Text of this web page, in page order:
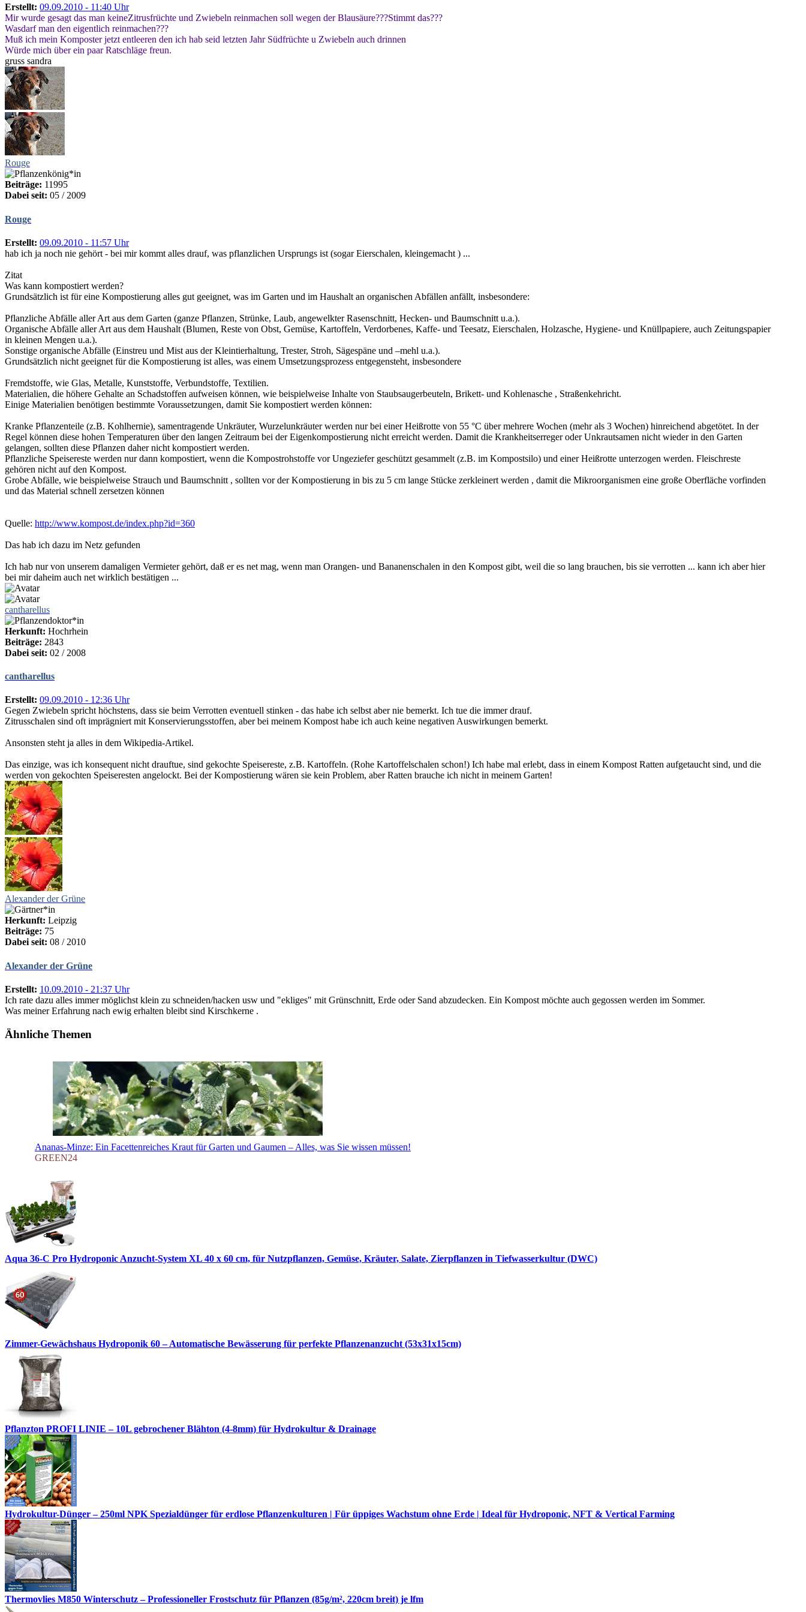
Erstellt: 09.09.2010 - 11:40 Uhr
Mir wurde gesagt das man keineZitrusfrüchte und Zwiebeln reinmachen soll wegen der Blausäure???Stimmt das???
Wasdarf man den eigentlich reinmachen???
Muß ich mein Komposter jetzt entleeren den ich hab seid letzten Jahr Südfrüchte u Zwiebeln auch drinnen
Würde mich über ein paar Ratschläge freun.
gruss sandra
Rouge
Beiträge: 11995
Dabei seit: 05 / 2009
Rouge
Erstellt: 09.09.2010 - 11:57 Uhr
hab ich ja noch nie gehört - bei mir kommt alles drauf, was pflanzlichen Ursprungs ist (sogar Eierschalen, kleingemacht ) ...
Zitat
Was kann kompostiert werden?
Grundsätzlich ist für eine Kompostierung alles gut geeignet, was im Garten und im Haushalt an organischen Abfällen anfällt, insbesondere:
Pflanzliche Abfälle aller Art aus dem Garten (ganze Pflanzen, Strünke, Laub, angewelkter Rasenschnitt, Hecken- und Baumschnitt u.a.).
Organische Abfälle aller Art aus dem Haushalt (Blumen, Reste von Obst, Gemüse, Kartoffeln, Verdorbenes, Kaffe- und Teesatz, Eierschalen, Holzasche, Hygiene- und Knüllpapiere, auch Zeitungspapier
in kleinen Mengen u.a.).
Sonstige organische Abfälle (Einstreu und Mist aus der Kleintierhaltung, Trester, Stroh, Sägespäne und –mehl u.a.).
Grundsätzlich nicht geeignet für die Kompostierung ist alles, was einem Umsetzungsprozess entgegensteht, insbesondere
Fremdstoffe, wie Glas, Metalle, Kunststoffe, Verbundstoffe, Textilien.
Materialien, die höhere Gehalte an Schadstoffen aufweisen können, wie beispielweise Inhalte von Staubsaugerbeuteln, Brikett- und Kohlenasche , Straßenkehricht.
Einige Materialien benötigen bestimmte Voraussetzungen, damit Sie kompostiert werden können:
Kranke Pflanzenteile (z.B. Kohlhernie), samentragende Unkräuter, Wurzelunkräuter werden nur bei einer Heißrotte von 55 °C über mehrere Wochen (mehr als 3 Wochen) hinreichend abgetötet. In der
Regel können diese hohen Temperaturen über den langen Zeitraum bei der Eigenkompostierung nicht erreicht werden. Damit die Krankheitserreger oder Unkrautsamen nicht wieder in den Garten
gelangen, sollten diese Pflanzen daher nicht kompostiert werden.
Pflanzliche Speisereste werden nur dann kompostiert, wenn die Kompostrohstoffe vor Ungeziefer geschützt gesammelt (z.B. im Kompostsilo) und einer Heißrotte unterzogen werden. Fleischreste
gehören nicht auf den Kompost.
Grobe Abfälle, wie beispielweise Strauch und Baumschnitt , sollten vor der Kompostierung in bis zu 5 cm lange Stücke zerkleinert werden , damit die Mikroorganismen eine große Oberfläche vorfinden
und das Material schnell zersetzen können
Quelle: http://www.kompost.de/index.php?id=360
Das hab ich dazu im Netz gefunden
Ich hab nur von unserem damaligen Vermieter gehört, daß er es net mag, wenn man Orangen- und Bananenschalen in den Kompost gibt, weil die so lang brauchen, bis sie verrotten ... kann ich aber hier
bei mir daheim auch net wirklich bestätigen ...
cantharellus
Herkunft: Hochrhein
Beiträge: 2843
Dabei seit: 02 / 2008
cantharellus
Erstellt: 09.09.2010 - 12:36 Uhr
Gegen Zwiebeln spricht höchstens, dass sie beim Verrotten eventuell stinken - das habe ich selbst aber nie bemerkt. Ich tue die immer drauf.
Zitrusschalen sind oft imprägniert mit Konservierungsstoffen, aber bei meinem Kompost habe ich auch keine negativen Auswirkungen bemerkt.
Ansonsten steht ja alles in dem Wikipedia-Artikel.
Das einzige, was ich konsequent nicht drauftue, sind gekochte Speisereste, z.B. Kartoffeln. (Rohe Kartoffelschalen schon!) Ich habe mal erlebt, dass in einem Kompost Ratten aufgetaucht sind, und die
werden von gekochten Speiseresten angelockt. Bei der Kompostierung wären sie kein Problem, aber Ratten brauche ich nicht in meinem Garten!
Alexander der Grüne
Herkunft: Leipzig
Beiträge: 75
Dabei seit: 08 / 2010
Alexander der Grüne
Erstellt: 10.09.2010 - 21:37 Uhr
Ich rate dazu alles immer möglichst klein zu schneiden/hacken usw und "ekliges" mit Grünschnitt, Erde oder Sand abzudecken. Ein Kompost möchte auch gegossen werden im Sommer.
Was meiner Erfahrung nach ewig erhalten bleibt sind Kirschkerne .
Ähnliche Themen
Ananas-Minze: Ein Facettenreiches Kraut für Garten und Gaumen – Alles, was Sie wissen müssen!
GREEN24
Aqua 36-C Pro Hydroponic Anzucht-System XL 40 x 60 cm, für Nutzpflanzen, Gemüse, Kräuter, Salate, Zierpflanzen in Tiefwasserkultur (DWC)
Zimmer-Gewächshaus Hydroponik 60 – Automatische Bewässerung für perfekte Pflanzenanzucht (53x31x15cm)
Pflanzton PROFI LINIE – 10L gebrochener Blähton (4-8mm) für Hydrokultur & Drainage
Hydrokultur-Dünger – 250ml NPK Spezialdünger für erdlose Pflanzenkulturen | Für üppiges Wachstum ohne Erde | Ideal für Hydroponic, NFT & Vertical Farming
Thermovlies M850 Winterschutz – Professioneller Frostschutz für Pflanzen (85g/m², 220cm breit) je lfm